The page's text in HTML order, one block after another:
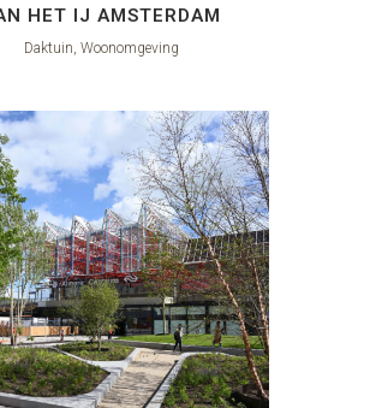
HET IJ AMSTERDAM
Daktuin, Woonomgeving